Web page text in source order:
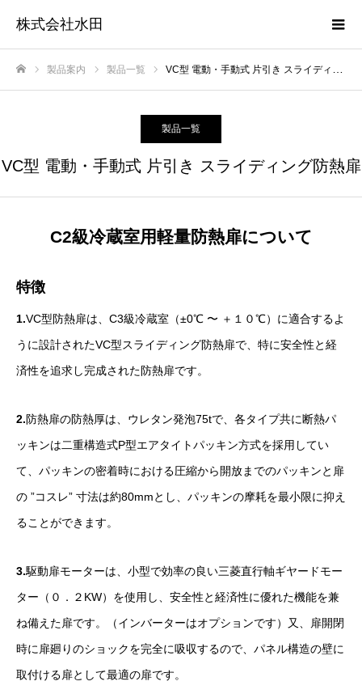
株式会社水田
製品案内 製品一覧 VC型 電動・手動式 片引き スライディング防熱扉
製品一覧
VC型 電動・手動式 片引き スライディング防熱扉
C2級冷蔵室用軽量防熱扉について
特徴
1.VC型防熱扉は、C3級冷蔵室（±0℃ 〜 ＋１０℃）に適合するよ
うに設計されたVC型スライディング防熱扉で、特に安全性と経
済性を追求し完成された防熱扉です。
2.防熱扉の防熱厚は、ウレタン発泡75tで、各タイプ共に断熱パ
ッキンは二重構造式P型エアタイトパッキン方式を採用してい
て、パッキンの密着時における圧縮から開放までのパッキンと扉
の ”コスレ” 寸法は約80mmとし、パッキンの摩耗を最小限に抑え
ることができます。
3.駆動扉モーターは、小型で効率の良い三菱直行軸ギヤードモー
ター（０．２KW）を使用し、安全性と経済性に優れた機能を兼
ね備えた扉です。（インバーターはオプションです）又、扉開閉
時に扉廻りのショックを完全に吸収するので、パネル構造の壁に
取付ける扉として最適の扉です。